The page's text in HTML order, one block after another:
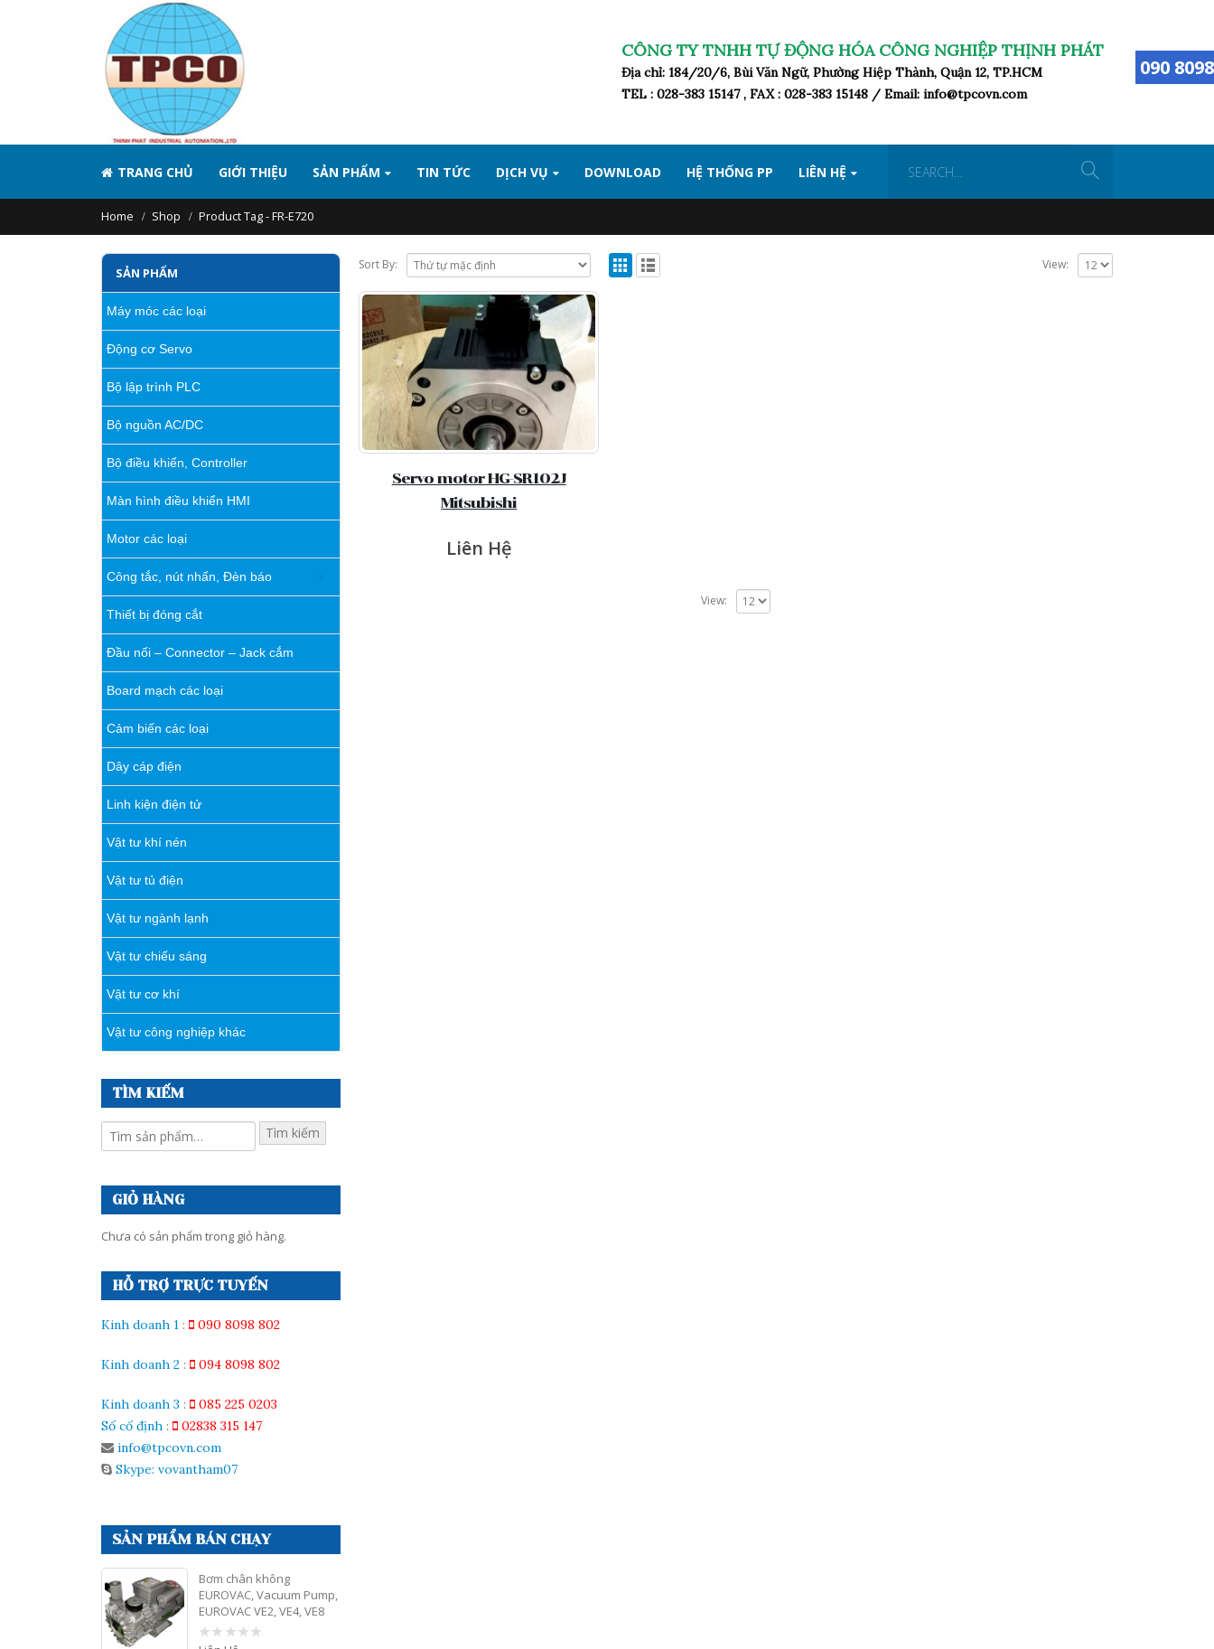
CÔNG TY TNHH TỰ ĐỘNG HÓA CÔNG NGHIỆP THỊNH PHÁT
Địa chỉ: 184/20/6, Bùi Văn Ngữ, Phường Hiệp Thành, Quận 12, TP.HCM
TEL : 028-383 15147 , FAX : 028-383 15148 / Email: info@tpcovn.com
090
TRANG CHỦ GIỚI THIỆU SẢN PHẨM TIN TỨC DỊCH VỤ DOWNLOAD HỆ THỐNG PP LIÊN HỆ
Home Shop Product Tag -FR-E720
Sort By: View:
Servo motor HG-SR102J
Mitsubishi
Liên Hệ
View:
SẢN PHẨM
Máy móc các loại
Động cơ Servo
Bộ lập trình PLC
Bộ nguồn AC/DC
Bộ điều khiển, Controller
Màn hình điều khiển HMI
Motor các loại
Công tắc, nút nhấn, Đèn báo
Thiết bị đóng cắt
Đầu nối – Connector – Jack cắm
Board mạch các loại
Cảm biến các loại
Dây cáp điện
Linh kiện điện tử
Vật tư khí nén
Vật tư tủ điện
Vật tư ngành lạnh
Vật tư chiếu sáng
Vật tư cơ khí
Vật tư công nghiệp khác
TÌM KIẾM
Tìm kiếm
GIỎ HÀNG
Chưa có sản phẩm trong giỏ hàng.
HỖ TRỢ TRỰC TUYẾN
Kinh doanh 1 : 090 8098 802
Kinh doanh 2 : 094 8098 802
Kinh doanh 3 :
085 225 0203
Số cố định :
02838 315 147
info@tpcovn.com
Skype: vovantham07
SẢN PHẨM BÁN CHẠY
Bơm chân không
EUROVAC, Vacuum Pump,
EUROVAC VE2, VE4, VE8